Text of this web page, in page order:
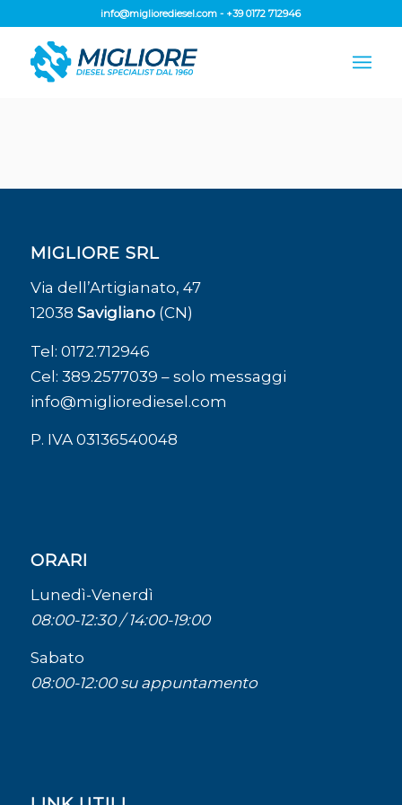
info@migliorediesel.com - +39 0172 712946
MIGLIORE SRL
Via dell’Artigianato, 47
12038 Savigliano(CN)
Tel: 0172.712946
Cel: 389.2577039 – solo messaggi
info@migliorediesel.com
P. IVA 03136540048
ORARI
Lunedì-Venerdì
08:00-12:30 / 14:00-19:00
Sabato
08:00-12:00 su appuntamento